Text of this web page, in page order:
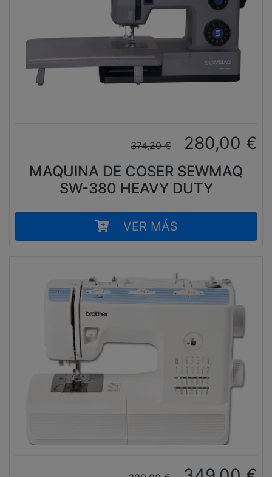
374,20 € 280,00 €
MAQUINA DE COSER SEWMAQ
SW-380 HEAVY DUTY
VER MÁS